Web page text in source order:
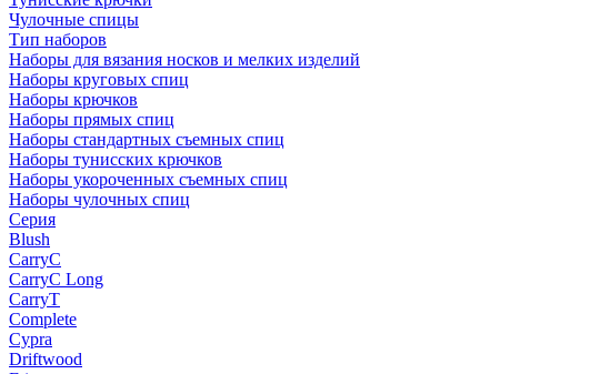
Чулочные спицы
Тип наборов
Наборы для вязания носков и мелких изделий
Наборы круговых спиц
Наборы крючков
Наборы прямых спиц
Наборы стандартных съемных спиц
Наборы тунисских крючков
Наборы укороченных съемных спиц
Наборы чулочных спиц
Серия
Blush
CarryC
CarryC Long
CarryT
Complete
Cypra
Driftwood